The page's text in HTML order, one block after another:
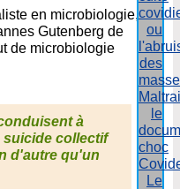
ou
des
masse
le
choc
Le
en microbiologie,
Gutenberg de
de microbiologie
à
collectif
d'autre qu'un